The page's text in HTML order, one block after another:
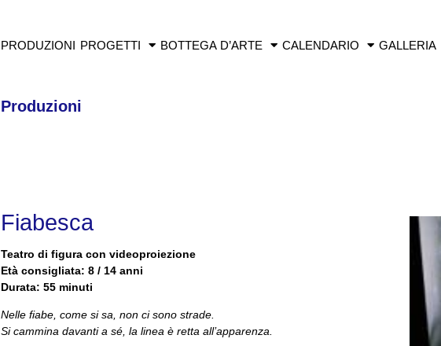
PRODUZIONI PROGETTI BOTTEGA D’ARTE CALENDARIO GALLERIA
Produzioni
Fiabesca
Teatro di figura con videoproiezione
Età consigliata: 8 / 14 anni
Durata: 55 minuti
Nelle fiabe, come si sa, non ci sono strade.
Si cammina davanti a sé, la linea è retta all’apparenza.